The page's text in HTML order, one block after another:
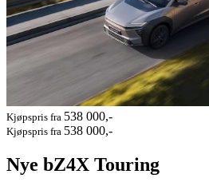
Kjøpspris fra 538 000,-
Kjøpspris fra 538 000,-
Nye bZ4X Touring